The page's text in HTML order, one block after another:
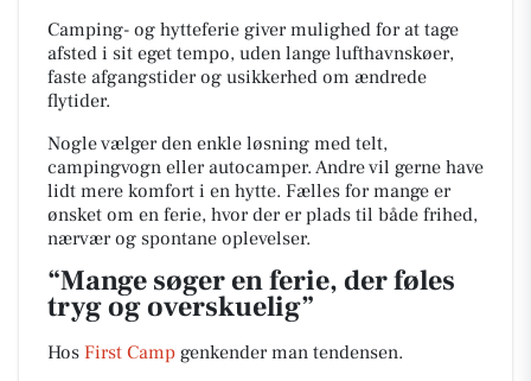
Camping- og hytteferie giver mulighed for at tage
afsted i sit eget tempo, uden lange lufthavnskøer,
faste afgangstider og usikkerhed om ændrede
flytider.
Nogle vælger den enkle løsning med telt,
campingvogn eller autocamper. Andre vil gerne have
lidt mere komfort i en hytte. Fælles for mange er
ønsket om en ferie, hvor der er plads til både frihed,
nærvær og spontane oplevelser.
“Mange søger en ferie, der føles
tryg og overskuelig”
Hos First Camp genkender man tendensen.